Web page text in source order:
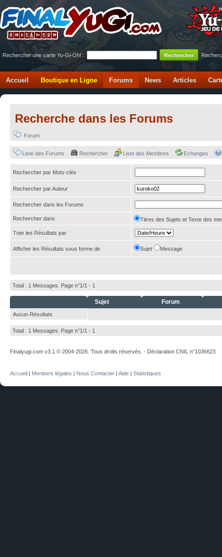
Rechercher une carte Yu-Gi-Oh! :
Accueil Boutique en Ligne Forums News Articles
Recherche dans les Forums
Forum
Liste des Forums Rechercher Liste des Membres Echanges
Rechercher par Mots-clés
Rechercher par Auteur
Rechercher dans les Forums
Rechercher dans Titres des Sujets et Texte des
Trier les Résultats par
Afficher les Résultats sous forme de Sujet Message
Total : 1 Messages. Page n°1/1 - 1
Sujet Forum
Aucun Résultats
Total : 1 Messages. Page n°1/1 - 1
Finalyugi.com v3.1 © 2004-2026. Tous droits réservés. - Déclaration CNIL n°1036623
Accueil | Mentions légales | Nous Contacter | Aide | Statistiques